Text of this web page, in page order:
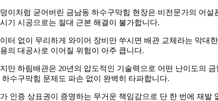
이처럼 굳어버린 금남동 하수구막힘 현장은 비전문가의 어설
기 시공으로는 절대 근본 해결이 불가합니다.
터 없이 무리하게 와이어 장비만 쑤시면 배관 교체라는 막대한
의 대공사로 이어질 위험이 아주 큽니다.
만 하림배관은 20년의 압도적인 기술력으로 어떤 난이도의 금
하수구막힘 문제도 파손 없이 완벽히 타파합니다.
인증 상표권이 증명하는 무거운 책임감으로 단 한 번에 재발